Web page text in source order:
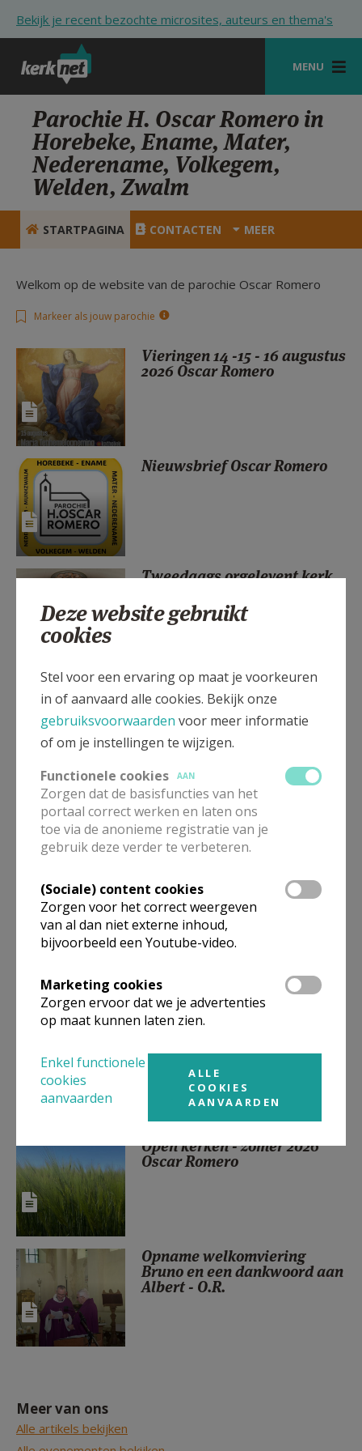
Bekijk je recent bezochte microsites, auteurs en thema's
MENU
STARTPAGINA
KERK
VIERINGEN
ZOEKEN
HULP
STARTPAGINA PORTAAL
MIJN PAROCHIE
AANMELDEN OF REGISTREREN
Parochie H. Oscar Romero in
Horebeke, Ename, Mater,
Nederename, Volkegem,
Welden, Zwalm
STARTPAGINA CONTACTEN MEER
Welkom op de website van de parochie Oscar Romero
Markeer als jouw parochie
Vieringen 14 -15 - 16 augustus
2026 Oscar Romero
Nieuwsbrief Oscar Romero
Tweedaags orgelevent kerk
Eerste communie Oscar
Romero
Vormsel Oscar Romero
Overzicht kermisvieringen
2026 Oscar Romero
Romero
Open kerken - zomer 2026
Oscar Romero
Opname welkomviering
Bruno en een dankwoord aan
Albert - O.R.
Meer van ons
Alle artikels bekijken
Deze website gebruikt
cookies
Stel voor een ervaring op maat je voorkeuren
in of aanvaard alle cookies. Bekijk onze
gebruiksvoorwaarden voor meer informatie
of om je instellingen te wijzigen.
Functionele cookies
AAN
Zorgen dat de basisfuncties van het
portaal correct werken en laten ons
toe via de anonieme registratie van je
gebruik deze verder te verbeteren.
(Sociale) content cookies
Zorgen voor het correct weergeven
van al dan niet externe inhoud,
bijvoorbeeld een Youtube-video.
Marketing cookies
Zorgen ervoor dat we je advertenties
op maat kunnen laten zien.
Enkel functionele
cookies
aanvaarden
ALLE
COOKIES
AANVAARDEN